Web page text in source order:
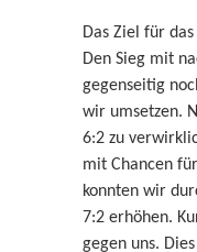
Das Ziel für
Den Sieg mit
gegenseitig
wir umsetzen.
6:2 zu
mit Chancen
konnten wir
7:2 erhöhen.
gegen uns.